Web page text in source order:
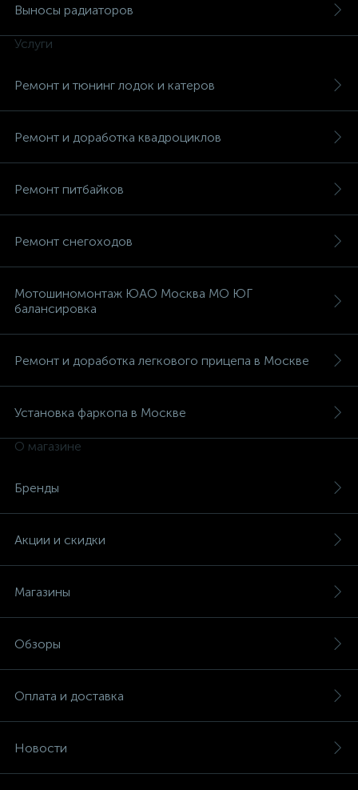
Выносы радиаторов
Услуги
Ремонт и тюнинг лодок и катеров
Ремонт и доработка квадроциклов
Ремонт питбайков
Ремонт снегоходов
Мотошиномонтаж ЮАО Москва МО ЮГ
балансировка
Ремонт и доработка легкового прицепа в Москве
Установка фаркопа в Москве
О магазине
Бренды
Акции и скидки
Магазины
Обзоры
Оплата и доставка
Новости